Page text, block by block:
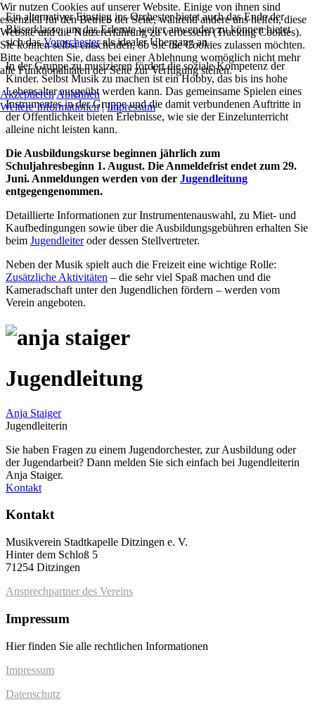
Ein alternativer Einstieg ins Orchester bietet auch das Ende der
Bläserklasse, um das Erlernte weiter anwenden zu können bietet
sich dasVororchesterals idealer Übergang an.
In der Gruppe zu musizieren fördert die soziale Kompetenz der
Kinder. Selbst Musik zu machen ist ein Hobby, das bis ins hohe
Lebensalter ausgeübt werden kann. Das gemeinsame Spielen eines
Instrumentes in der Gruppe und die damit verbundenen Auftritte in
der Öffentlichkeit bieten Erlebnisse, wie sie der Einzelunterricht
alleine nicht leisten kann.
Die Ausbildungskurse beginnen jährlich zum
Schuljahresbeginn 1. August. Die Anmeldefrist endet zum 29.
Juni. Anmeldungen werden von der Jugendleitung
entgegengenommen.
Detaillierte Informationen zur Instrumentenauswahl, zu Miet- und
Kaufbedingungen sowie über die Ausbildungsgebühren erhalten Sie
beim Jugendleiteroder dessen Stellvertreter.
Neben der Musik spielt auch die Freizeit eine wichtige Rolle:
Zusätzliche Aktivitäten – die sehr viel Spaß machen und die
Kameradschaft unter den Jugendlichen fördern – werden vom
Verein angeboten.
Jugendleitung
Anja Staiger
Jugendleiterin
Sie haben Fragen zu einem Jugendorchester, zur Ausbildung oder
der Jugendarbeit? Dann melden Sie sich einfach bei Jugendleiterin
Anja Staiger.
Kontakt
Kontakt
Musikverein Stadtkapelle Ditzingen e. V.
Hinter dem Schloß 5
71254 Ditzingen
Ansprechpartner des Vereins
Impressum
Hier finden Sie alle rechtlichen Informationen
Impressum
Datenschutz
Wir nutzen Cookies auf unserer Website. Einige von ihnen sind
essenziell für den Betrieb der Seite, während andere uns helfen, diese
Website und die Nutzererfahrung zu verbessern (Tracking Cookies).
Sie können selbst entscheiden, ob Sie die Cookies zulassen möchten.
Bitte beachten Sie, dass bei einer Ablehnung womöglich nicht mehr
alle Funktionalitäten der Seite zur Verfügung stehen.
AkzeptierenAblehnen
Weitere Informationen|Impressum